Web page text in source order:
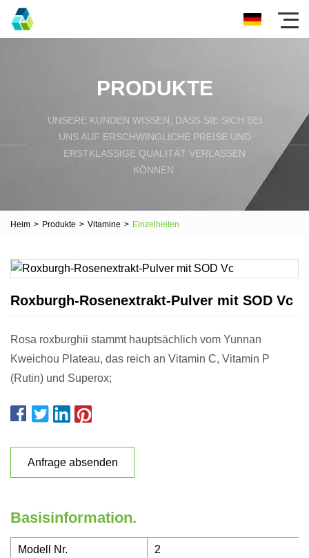
PRODUKTE
UNSERE KUNDEN WISSEN, DASS SIE SICH BEI
UNS AUF ERSCHWINGLICHE PREISE UND
ERSTKLASSIGE QUALITÄT VERLASSEN
KÖNNEN.
Heim > Produkte > Vitamine > Einzelheiten
Roxburgh-Rosenextrakt-Pulver mit SOD Vc
Rosa roxburghii stammt hauptsächlich vom Yunnan
Kweichou Plateau, das reich an Vitamin C, Vitamin P
(Rutin) und Superox;
Anfrage absenden
Basisinformation.
Modell Nr. 2